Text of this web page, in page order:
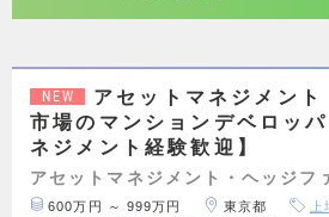
NEW
アセットマネジメント
市場のマンションデベロッ
ネジメント経験歓迎】
アセットマネジメント・ヘッジフ
600万円 ～ 999万円 東京都